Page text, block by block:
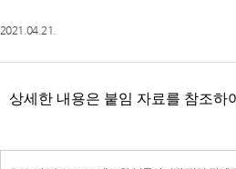
2021.04.21.